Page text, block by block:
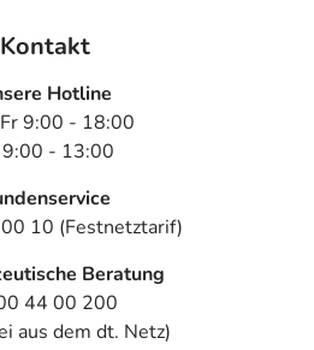
Kribbeln, Ameisenlaufen oder
Körpers
wie:
der Anzahl der weißen
Kontakt
Hotline
9:00 - 18:00
9:00 - 13:00
10 (Festnetztarif)
Beratung
44 00 200
aus dem dt. Netz)